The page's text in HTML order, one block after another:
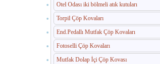
Otel Odası iki bölmeli atık kutuları
Torpil Çöp Kovaları
End.Pedallı Mutfak Çöp Kovaları
Fotoselli Çöp Kovaları
Mutfak Dolap İçi Çöp Kovası